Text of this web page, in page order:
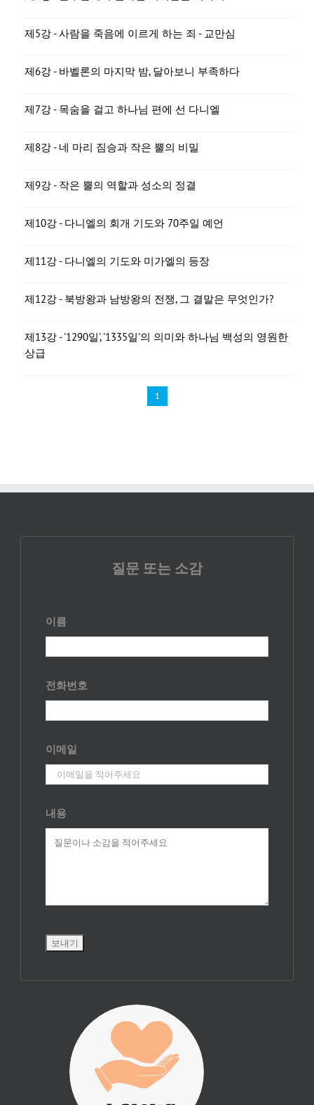
제5강 - 사람을 죽음에 이르게 하는 죄 - 교만심
제6강 - 바벨론의 마지막 밤, 달아보니 부족하다
제7강 - 목숨을 걸고 하나님 편에 선 다니엘
제8강 - 네 마리 짐승과 작은 뿔의 비밀
제9강 - 작은 뿔의 역할과 성소의 정결
제10강 - 다니엘의 회개 기도와 70주일 예언
제11강 - 다니엘의 기도와 미가엘의 등장
제12강 - 북방왕과 남방왕의 전쟁, 그 결말은 무엇인가?
제13강 - '1290일', '1335일'의 의미와 하나님 백성의 영원한
상급
1
질문 또는 소감
이름
전화번호
이메일
내용
진리횃불 사역은
여러분의 후원으
로 이루어집니다.